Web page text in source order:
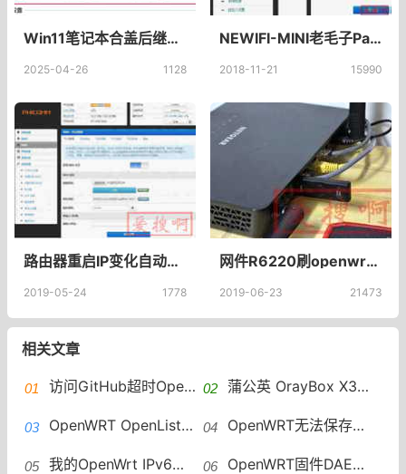
Win11笔记本合盖后继续工作 Win11设置合盖不休眠
2025-04-26 1128
NEWIFI-MINI老毛子Padavan固件纯净精简版老毛子Padavan固件下载NEWIFI-MINI固件
2018-11-21 15990
路由器重启IP变化自动重启NKND进程脚本NKN新网收入变少解决方法
2019-05-24 1778
网件R6220刷openwrt固件教程（解决无线问题）网件R6220刷机教程
2019-06-23 21473
相关文章
访问GitHub超时OpenWRT设置加速访问 GitHub host自动更新 蒲公英 OrayBox X3A 解锁ssh 安装OpenWRT VirtualHere实现USB共享
OpenWRT OpenList安装教程OpenList安装 OpenWRT无法保存修改配置mounting fs with errors, running e2fsck is recommended
我的OpenWrt IPv6折腾记OpenWrt如何配置IPv6地址段 OpenWRT固件DAE（鹅）插件一键安装脚本